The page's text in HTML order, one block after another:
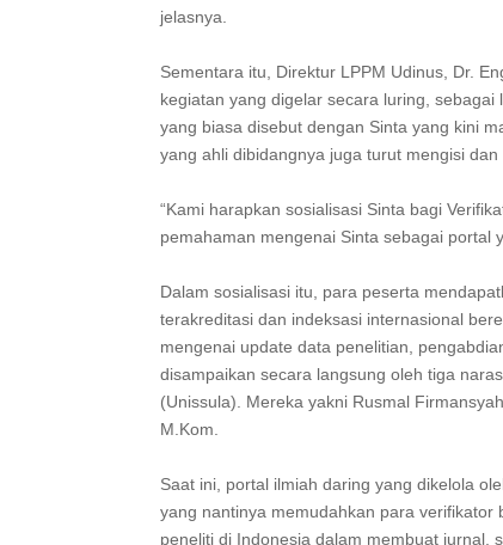
jelasnya.
Sementara itu, Direktur LPPM Udinus, Dr.
kegiatan yang digelar secara luring,
yang biasa disebut dengan Sinta yang kini
yang ahli dibidangnya juga turut mengisi
“Kami harapkan sosialisasi Sinta bagi
pemahaman mengenai Sinta sebagai portal
Dalam sosialisasi itu, para peserta
terakreditasi dan indeksasi internasional
mengenai update data penelitian,
disampaikan secara langsung oleh tiga
(Unissula). Mereka yakni Rusmal
M.Kom.
Saat ini, portal ilmiah daring yang dikelola
yang nantinya memudahkan para
peneliti di Indonesia dalam membuat jurnal,